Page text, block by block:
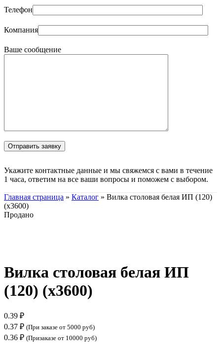
Телефон
Компания
Ваше сообщение
Укажите контактные данные и мы свяжемся с вами в течение
1 часа, ответим на все ваши вопросы и поможем с выбором.
Главная страница » Каталог » Вилка столовая белая ИП (120)
(х3600)
Продано
Вилка столовая белая ИП
(120) (х3600)
0.39 ₽
0.37 ₽ (При заказе от 5000 руб)
0.36 ₽ (Призаказе от 10000 руб)